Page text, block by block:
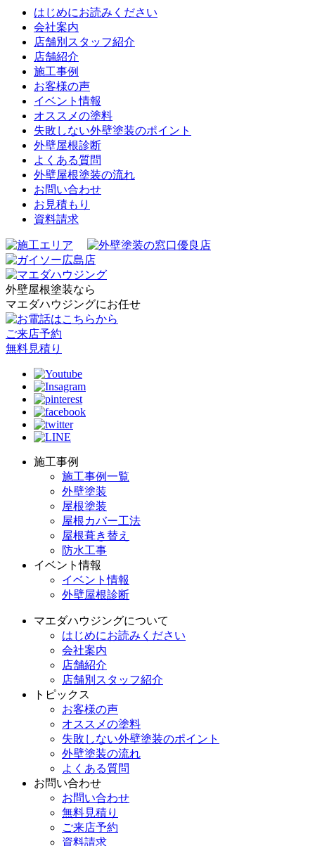
はじめにお読みください
会社案内
店舗別スタッフ紹介
店舗紹介
施工事例
お客様の声
イベント情報
オススメの塗料
失敗しない外壁塗装のポイント
外壁屋根診断
よくある質問
外壁屋根塗装の流れ
お問い合わせ
お見積もり
資料請求
外壁屋根塗装なら
マエダハウジングにお任せ
ご来店予約
無料見積り
施工事例
施工事例一覧
外壁塗装
屋根塗装
屋根カバー工法
屋根葺き替え
防水工事
イベント情報
イベント情報
外壁屋根診断
マエダハウジングについて
はじめにお読みください
会社案内
店舗紹介
店舗別スタッフ紹介
トピックス
お客様の声
オススメの塗料
失敗しない外壁塗装のポイント
外壁塗装の流れ
よくある質問
お問い合わせ
お問い合わせ
無料見積り
ご来店予約
資料請求